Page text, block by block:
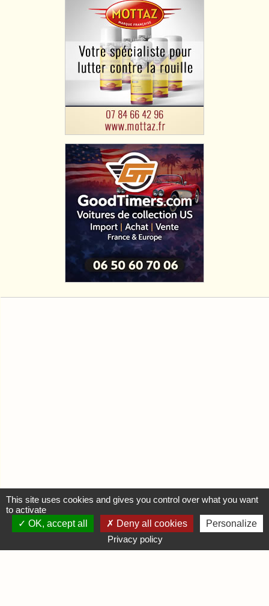
MON COMPTE
Se connecter
This site uses cookies and gives you control over what you want
to activate
OK, accept all
Deny all cookies
Personalize
Privacy policy